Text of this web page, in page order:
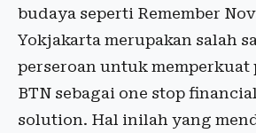
budaya seperti Remember
Yokjakarta merupakan salah
perseroan untuk memperkuat
BTN sebagai one stop
solution. Hal inilah yang